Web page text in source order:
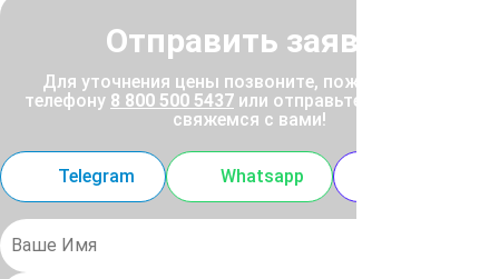
Отправить заявку
Для уточнения цены позвоните, пожалуйста, по
телефону 8 800 500 5437 или отправьте заявку, и мы
свяжемся с вами!
Telegram Whatsapp